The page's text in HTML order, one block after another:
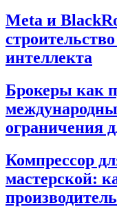
Meta и
интеллекта
Брокеры как
ограничения
Компрессор
мастерской: